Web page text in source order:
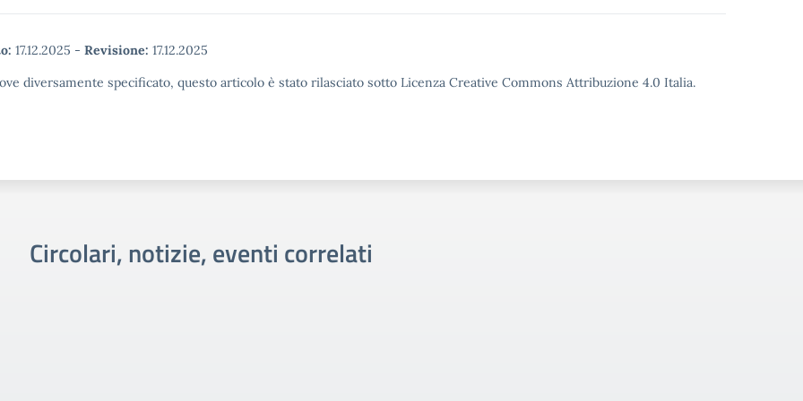
17.12.2025 - Revisione: 17.12.2025
diversamente specificato, questo articolo è stato rilasciato sotto Licenza Creative Commons Attribuzione 4.0 Italia.
Circolari, notizie, eventi correlati